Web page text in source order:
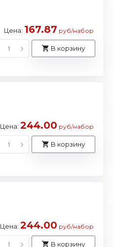
Цена: 167.87 руб/набор
В корзину
Цена: 244.00 руб/набор
В корзину
Цена: 244.00 руб/набор
В корзину